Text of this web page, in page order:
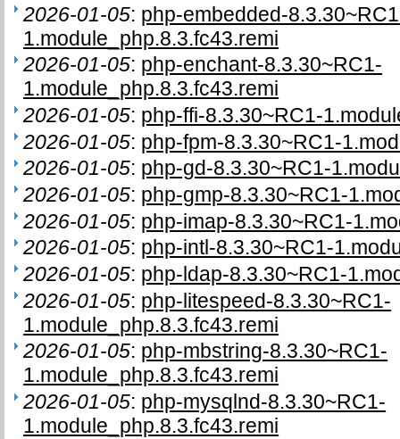
2026-01-05: php-embedded-
1.module_php.8.3.fc43.remi
2026-01-05: php-enchant-8.3.30~RC1-
1.module_php.8.3.fc43.remi
2026-01-05: php-ffi-8.3.30~RC1-
2026-01-05: php-fpm-8.3.30~RC1-
2026-01-05: php-gd-8.3.30~RC1-
2026-01-05: php-gmp-8.3.30~RC1-
2026-01-05: php-imap-8.3.30~RC1-
2026-01-05: php-intl-8.3.30~RC1-
2026-01-05: php-ldap-8.3.30~RC1-
2026-01-05: php-litespeed-8.3.30~RC1-
1.module_php.8.3.fc43.remi
2026-01-05: php-mbstring-8.3.30~RC1-
1.module_php.8.3.fc43.remi
2026-01-05: php-mysqlnd-8.3.30~RC1-
1.module_php.8.3.fc43.remi